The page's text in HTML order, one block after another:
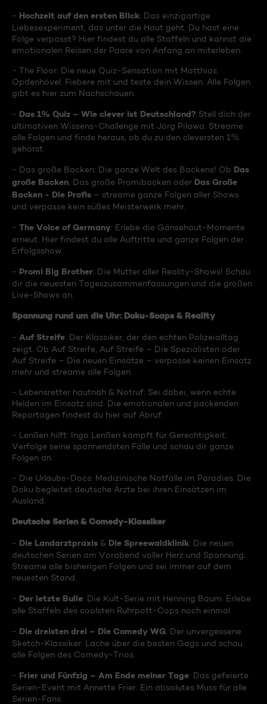
- Hochzeit auf den ersten Blick: Das einzigartige
Liebesexperiment, das unter die Haut geht. Du hast eine
Folge verpasst? Hier findest du alle Staffeln und kannst die
emotionalen Reisen der Paare von Anfang an miterleben.
- The Floor: Die neue Quiz-Sensation mit Matthias
Opdenhövel. Fiebere mit und teste dein Wissen. Alle Folgen
gibt es hier zum Nachschauen.
- Das 1% Quiz – Wie clever ist Deutschland? Stell dich der
ultimativen Wissens-Challenge mit Jörg Pilawa. Streame
alle Folgen und finde heraus, ob du zu den cleversten 1%
gehörst.
- Das große Backen: Die ganze Welt des Backens! Ob Das
große Backen , Das große Promibacken oder Das Große
Backen - Die Profis – streame ganze Folgen aller Shows
und verpasse kein süßes Meisterwerk mehr.
- The Voice of Germany: Erlebe die Gänsehaut-Momente
erneut. Hier findest du alle Auftritte und ganze Folgen der
Erfolgsshow.
- Promi Big Brother: Die Mutter aller Reality-Shows! Schau
dir die neuesten Tageszusammenfassungen und die großen
Live-Shows an.
Spannung rund um die Uhr: Doku-Soaps & Reality
- Auf Streife: Der Klassiker, der den echten Polizeialltag
zeigt. Ob Auf Streife, Auf Streife – Die Spezialisten oder
Auf Streife – Die neuen Einsätze – verpasse keinen Einsatz
mehr und streame alle Folgen.
- Lebensretter hautnah & Notruf: Sei dabei, wenn echte
Helden im Einsatz sind. Die emotionalen und packenden
Reportagen findest du hier auf Abruf.
- Lenßen hilft: Ingo Lenßen kämpft für Gerechtigkeit.
Verfolge seine spannendsten Fälle und schau dir ganze
Folgen an.
- Die Urlaubs-Docs: Medizinische Notfälle im Paradies. Die
Doku begleitet deutsche Ärzte bei ihren Einsätzen im
Ausland.
Deutsche Serien & Comedy-Klassiker
- Die Landarztpraxis & Die Spreewaldklinik: Die neuen
deutschen Serien am Vorabend voller Herz und Spannung.
Streame alle bisherigen Folgen und sei immer auf dem
neuesten Stand.
- Der letzte Bulle: Die Kult-Serie mit Henning Baum. Erlebe
alle Staffeln des coolsten Ruhrpott-Cops noch einmal.
- Die dreisten drei – Die Comedy WG: Der unvergessene
Sketch-Klassiker. Lache über die besten Gags und schau
alle Folgen des Comedy-Trios.
- Frier und Fünfzig – Am Ende meiner Tage: Das gefeierte
Serien-Event mit Annette Frier. Ein absolutes Muss für alle
Serien-Fans.